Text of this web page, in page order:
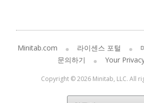
Minitab.com 라이센스 포털
문의하기
Your
Copyright © 2026 Minitab, LLC. All